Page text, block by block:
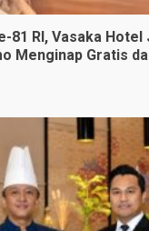
81 RI, Vasaka Hotel
Menginap Gratis